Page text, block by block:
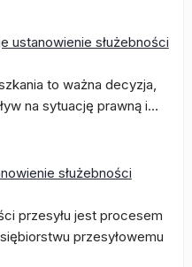
ustanowienie służebności
to ważna decyzja,
na sytuację prawną i…
służebności
przesyłu jest procesem
przesyłowemu